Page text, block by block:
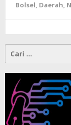
Bolsel, Daerah,
Cari
untuk: